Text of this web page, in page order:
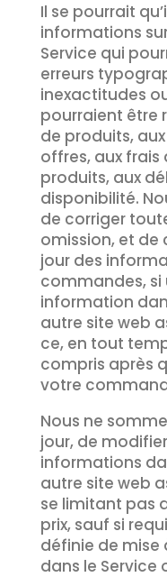
Il se pourrait
informations
Service qui
erreurs
inexactitudes
pourraient être
de produits,
offres, aux frais
produits, aux
disponibilité.
de corriger
omission, et de
jour des
commandes,
information
autre site web
ce, en tout
compris après
votre
Nous ne
jour, de
informations
autre site web
se limitant pas
prix, sauf si
définie de mise
dans le Service